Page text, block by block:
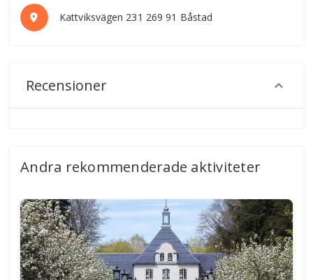
Kattviksvägen 231 269 91 Båstad
Recensioner
Andra rekommenderade aktiviteter